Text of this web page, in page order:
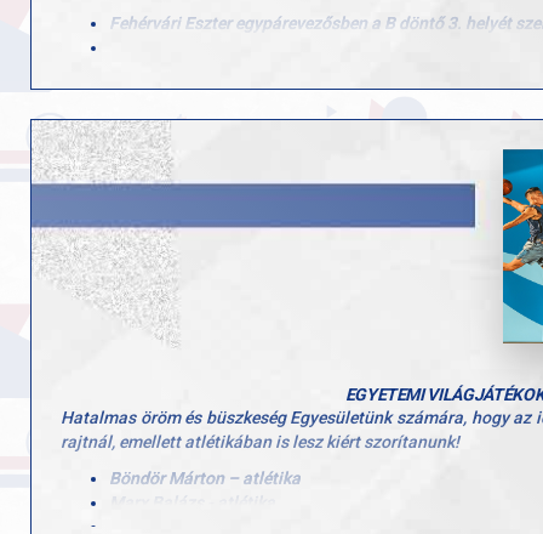
Fehérvári Eszter egypárevezősben a B döntő 3. helyét
Poznańban, a 2025-ös U23-as világbajnokságon Angyal
így összesítésben a 14. helyen zártak.
Edzők: Molnár Dezső (válogatott), Dr. Alföldi Zoltán (a GYAC
Szívből gratulálunk minden versenyzőnek és edzőnek!
EGYETEMI
Hatalmas öröm és büszkeség Egyesületünk számára, hogy
rajtnál, emellett atlétikában is lesz kiért szorítanunk!
Böndör Márton – atlétika